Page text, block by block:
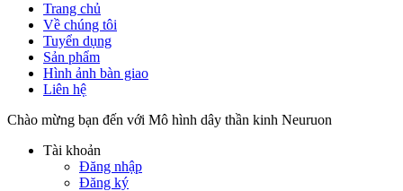
Trang chủ
Về chúng tôi
Tuyển dụng
Sản phẩm
Hình ảnh bàn giao
Liên hệ
Chào mừng bạn đến với Mô hình dây thần kinh Neuruon
Tài khoản
Đăng nhập
Đăng ký